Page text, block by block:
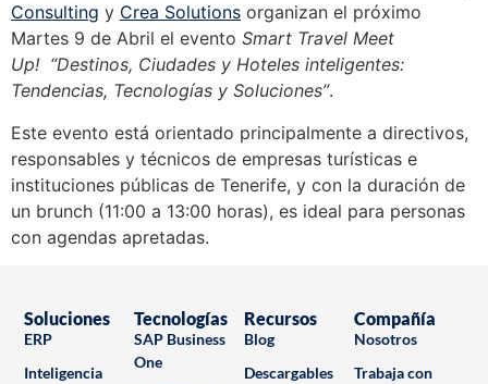
Consulting y Crea Solutions organizan el próximo
Martes 9 de Abril el evento Smart Travel Meet
Up! “Destinos, Ciudades y Hoteles inteligentes:
Tendencias, Tecnologías y Soluciones”.
Este evento está orientado principalmente a directivos,
responsables y técnicos de empresas turísticas e
instituciones públicas de Tenerife, y con la duración de
un brunch (11:00 a 13:00 horas), es ideal para personas
con agendas apretadas.
Soluciones
ERP
Inteligencia
Tecnologías
SAP Business
One
Recursos
Blog
Descargables
Compañía
Nosotros
Trabaja con